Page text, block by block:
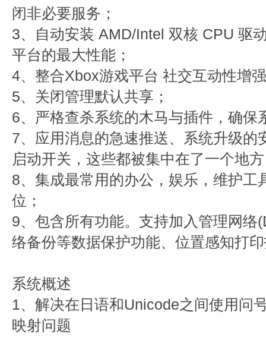
闭非必要服务；
3、自动安装 AMD/Intel 双核 CPU 驱
平台的最大性能；
4、整合Xbox游戏平台 社交互动性增
5、关闭管理默认共享；
6、严格查杀系统的木马与插件，确保
7、应用消息的急速推送、系统升级的
启动开关，这些都被集中在了一个地
8、集成最常用的办公，娱乐，维护工
位；
9、包含所有功能。支持加入管理网络
络备份等数据保护功能、位置感知打
系统概述
1、解决在日语和Unicode之间使用问
映射问题